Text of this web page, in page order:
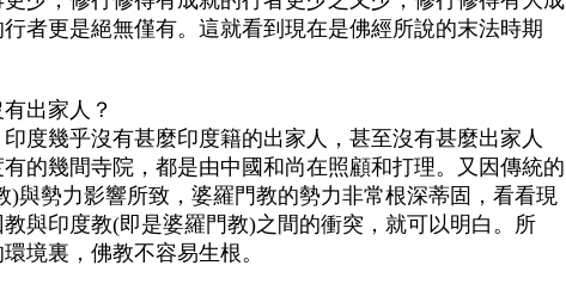
者更是絕無僅有。這就看到現在是佛經所說的末法時期
出家人？
度幾乎沒有甚麼印度籍的出家人，甚至沒有甚麼出家人
的幾間寺院，都是由中國和尚在照顧和打理。又因傳統的
)與勢力影響所致，婆羅門教的勢力非常根深蒂固，看看現
與印度教(即是婆羅門教)之間的衝突，就可以明白。所
境裏，佛教不容易生根。